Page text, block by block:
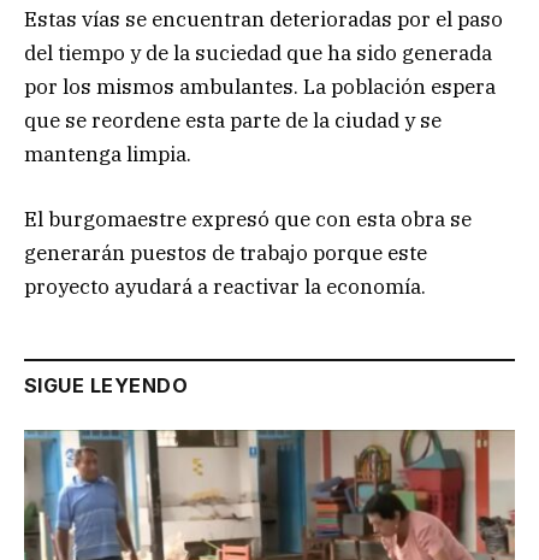
Estas vías se encuentran deterioradas por el paso
del tiempo y de la suciedad que ha sido generada
por los mismos ambulantes. La población espera
que se reordene esta parte de la ciudad y se
mantenga limpia.
El burgomaestre expresó que con esta obra se
generarán puestos de trabajo porque este
proyecto ayudará a reactivar la economía.
SIGUE LEYENDO